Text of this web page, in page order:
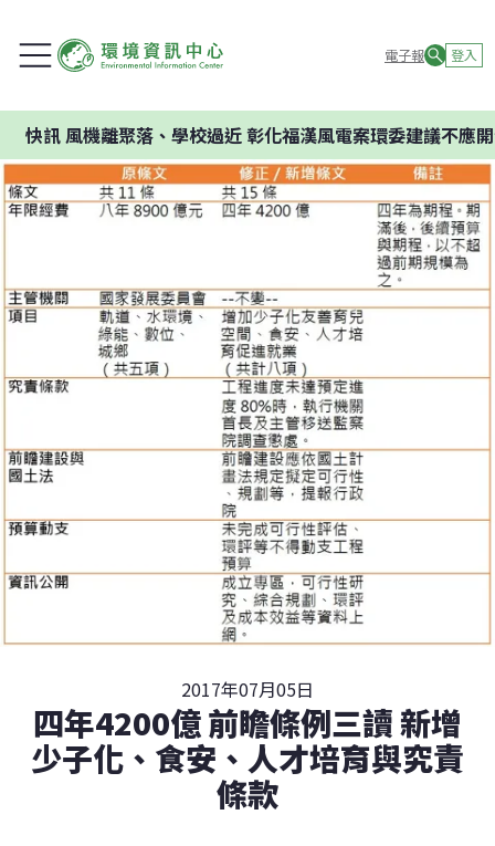
電子報 登入
機離聚落、學校過近 彰化福漢風電案環委建議不應開發
2017年07月05日
四年4200億 前瞻條例三讀 新增
少子化、食安、人才培育與究責
條款